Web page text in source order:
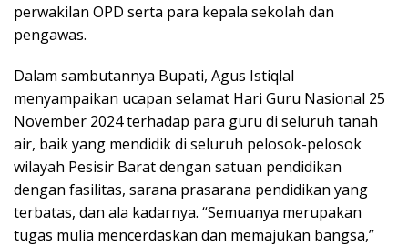
perwakilan OPD serta para kepala sekolah dan
pengawas.
Dalam sambutannya Bupati, Agus Istiqlal
menyampaikan ucapan selamat Hari Guru Nasional 25
November 2024 terhadap para guru di seluruh tanah
air, baik yang mendidik di seluruh pelosok-pelosok
wilayah Pesisir Barat dengan satuan pendidikan
dengan fasilitas, sarana prasarana pendidikan yang
terbatas, dan ala kadarnya. “Semuanya merupakan
tugas mulia mencerdaskan dan memajukan bangsa,”